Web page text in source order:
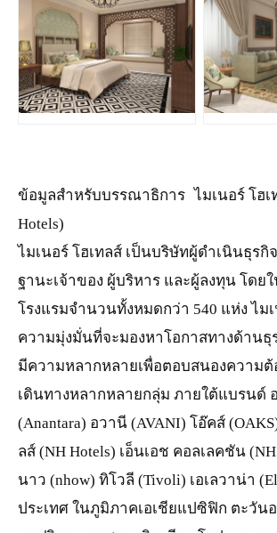
JPG PNG
ข้อมูลสำหรับบรรณาธิการ ไมเนอร์ โฮเ
Hotels)
ไมเนอร์ โฮเทลส์ เป็นบริษัทผู้ดำเนินธุรกิ
ฐานะเจ้าของ ผู้บริหาร และผู้ลงทุน โดย
โรงแรมจำนวนทั้งหมดกว่า 540 แห่ง ไม
ความมุ่งมั่นที่จะมองหาโอกาสทางด้านธุ
มีความหลากหลายเพื่อตอบสนองความต้
เดินทางหลากหลายกลุ่ม ภายใต้แบรนด์
(Anantara) อวานี (AVANI) โอ๊คส์
ลส์ (NH Hotels) เอ็นเอช คอลเลคชัน
นาว (nhow) ทิโวลี (Tivoli) เอเลวาน่า
ประเทศ ในภูมิภาคเอเชียแปซิฟิก ตะวัน